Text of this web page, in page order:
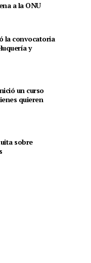
a la ONU
la convocatoria
y
un curso
quieren
sobre